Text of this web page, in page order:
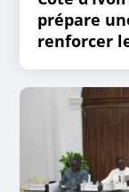
prépare
renforcer